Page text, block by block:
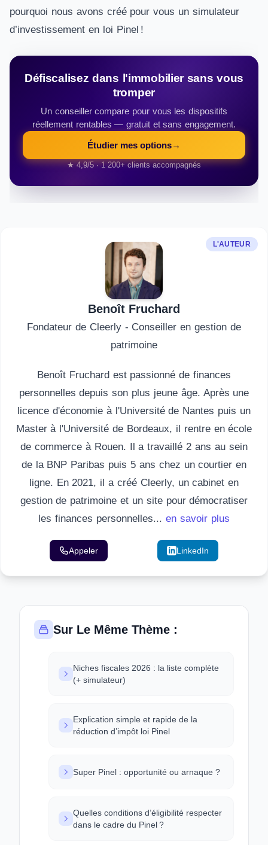
pourquoi nous avons créé pour vous un simulateur
d’investissement en loi Pinel !
Défiscalisez dans l'immobilier sans vous
tromper
Un conseiller compare pour vous les dispositifs
réellement rentables — gratuit et sans engagement.
Étudier mes options→
★ 4,9/5 · 1 200+ clients accompagnés
L'AUTEUR
Benoît Fruchard
Fondateur de Cleerly - Conseiller en gestion de
patrimoine
Benoît Fruchard est passionné de finances
personnelles depuis son plus jeune âge. Après une
licence d'économie à l'Université de Nantes puis un
Master à l'Université de Bordeaux, il rentre en école
de commerce à Rouen. Il a travaillé 2 ans au sein
de la BNP Paribas puis 5 ans chez un courtier en
ligne. En 2021, il a créé Cleerly, un cabinet en
gestion de patrimoine et un site pour démocratiser
les finances personnelles... en savoir plus
Appeler LinkedIn
Sur Le Même Thème :
Niches fiscales 2026 : la liste complète
(+ simulateur)
Explication simple et rapide de la
réduction d’impôt loi Pinel
Super Pinel : opportunité ou arnaque ?
Quelles conditions d’éligibilité respecter
dans le cadre du Pinel ?